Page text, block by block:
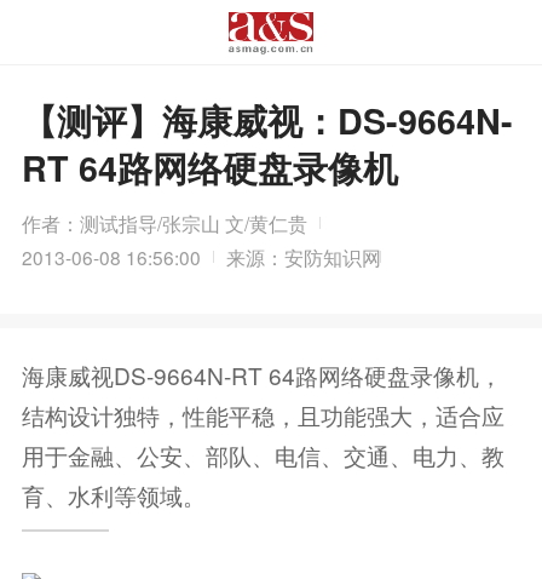
【测评】海康威视：DS-9664N-
RT 64路网络硬盘录像机
作者：测试指导/张宗山 文/黄仁贵
2013-06-08 16:56:00
来源：安防知识网
海康威视DS-9664N-RT 64路网络硬盘录像机，
结构设计独特，性能平稳，且功能强大，适合应
用于金融、公安、部队、电信、交通、电力、教
育、水利等领域。